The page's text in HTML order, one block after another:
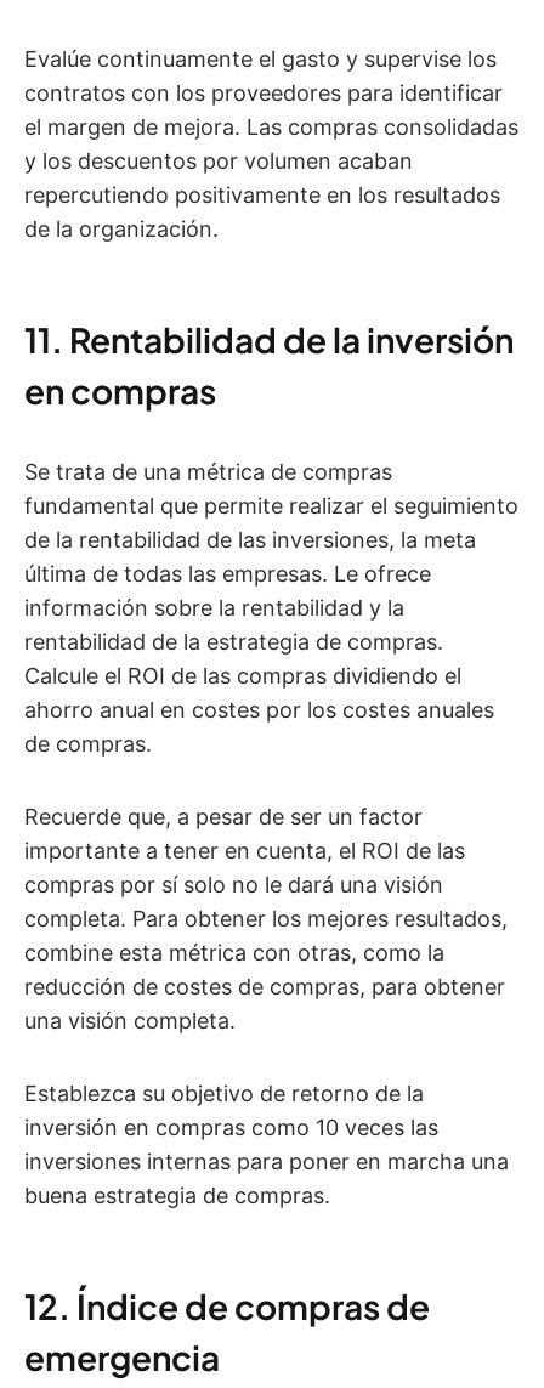
Evalúe continuamente el gasto y supervise los
contratos con los proveedores para identificar
el margen de mejora. Las compras consolidadas
y los descuentos por volumen acaban
repercutiendo positivamente en los resultados
de la organización.
11. Rentabilidad de la inversión
en compras
Se trata de una métrica de compras
fundamental que permite realizar el seguimiento
de la rentabilidad de las inversiones, la meta
última de todas las empresas. Le ofrece
información sobre la rentabilidad y la
rentabilidad de la estrategia de compras.
Calcule el ROI de las compras dividiendo el
ahorro anual en costes por los costes anuales
de compras.
Recuerde que, a pesar de ser un factor
importante a tener en cuenta, el ROI de las
compras por sí solo no le dará una visión
completa. Para obtener los mejores resultados,
combine esta métrica con otras, como la
reducción de costes de compras, para obtener
una visión completa.
Establezca su objetivo de retorno de la
inversión en compras como 10 veces las
inversiones internas para poner en marcha una
buena estrategia de compras.
12. Índice de compras de
emergencia